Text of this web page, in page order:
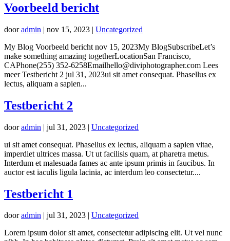
Voorbeeld bericht
dooradmin | nov 15, 2023 | Uncategorized
My Blog Voorbeeld bericht nov 15, 2023My BlogSubscribeLet’s
make something amazing togetherLocationSan Francisco,
CAPhone(255) 352-6258Emailhello@diviphotographer.com Lees
meer Testbericht 2 jul 31, 2023ui sit amet consequat. Phasellus ex
lectus, aliquam a sapien...
Testbericht 2
dooradmin | jul 31, 2023 | Uncategorized
ui sit amet consequat. Phasellus ex lectus, aliquam a sapien vitae,
imperdiet ultrices massa. Ut ut facilisis quam, at pharetra metus.
Interdum et malesuada fames ac ante ipsum primis in faucibus. In
auctor est iaculis ligula lacinia, ac interdum leo consectetur....
Testbericht 1
dooradmin | jul 31, 2023 | Uncategorized
Lorem ipsum dolor sit amet, consectetur adipiscing elit. Ut vel nunc